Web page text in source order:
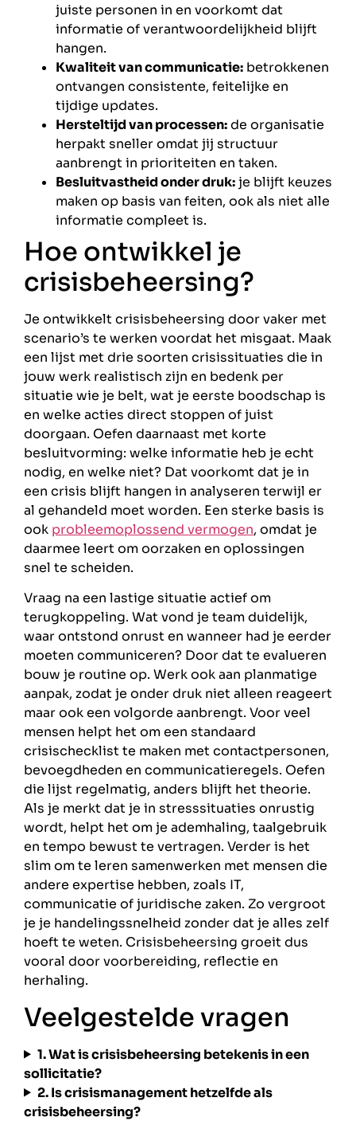
juiste personen in en voorkomt dat
informatie of verantwoordelijkheid blijft
hangen.
Kwaliteit van communicatie: betrokkenen
ontvangen consistente, feitelijke en
tijdige updates.
Hersteltijd van processen:de organisatie
herpakt sneller omdat jij structuur
aanbrengt in prioriteiten en taken.
Besluitvastheid onder druk:je blijft keuzes
maken op basis van feiten, ook als niet alle
informatie compleet is.
Hoe ontwikkel je
crisisbeheersing?
Je ontwikkelt crisisbeheersing door vaker met
scenario’s te werken voordat het misgaat. Maak
een lijst met drie soorten crisissituaties die in
jouw werk realistisch zijn en bedenk per
situatie wie je belt, wat je eerste boodschap is
en welke acties direct stoppen of juist
doorgaan. Oefen daarnaast met korte
besluitvorming: welke informatie heb je echt
nodig, en welke niet? Dat voorkomt dat je in
een crisis blijft hangen in analyseren terwijl er
al gehandeld moet worden. Een sterke basis is
ook probleemoplossend vermogen, omdat je
daarmee leert om oorzaken en oplossingen
snel te scheiden.
Vraag na een lastige situatie actief om
terugkoppeling. Wat vond je team duidelijk,
waar ontstond onrust en wanneer had je eerder
moeten communiceren? Door dat te evalueren
bouw je routine op. Werk ook aan planmatige
aanpak, zodat je onder druk niet alleen reageert
maar ook een volgorde aanbrengt. Voor veel
mensen helpt het om een standaard
crisischecklist te maken met contactpersonen,
bevoegdheden en communicatieregels. Oefen
die lijst regelmatig, anders blijft het theorie.
Als je merkt dat je in stresssituaties onrustig
wordt, helpt het om je ademhaling, taalgebruik
en tempo bewust te vertragen. Verder is het
slim om te leren samenwerken met mensen die
andere expertise hebben, zoals IT,
communicatie of juridische zaken. Zo vergroot
je je handelingssnelheid zonder dat je alles zelf
hoeft te weten. Crisisbeheersing groeit dus
vooral door voorbereiding, reflectie en
herhaling.
Veelgestelde vragen
1. Wat is crisisbeheersing betekenis in een
sollicitatie?
2. Is crisismanagement hetzelfde als
crisisbeheersing?